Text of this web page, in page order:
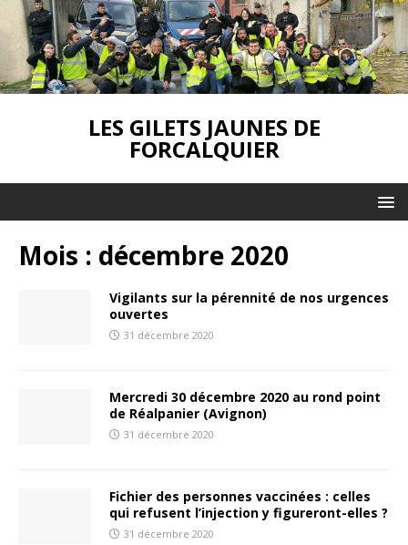
LES GILETS JAUNES DE
FORCALQUIER
Mois : décembre 2020
Vigilants sur la pérennité de nos urgences
ouvertes
31 décembre 2020
Mercredi 30 décembre 2020 au rond point
de Réalpanier (Avignon)
31 décembre 2020
Fichier des personnes vaccinées : celles
qui refusent l’injection y figureront-elles ?
31 décembre 2020